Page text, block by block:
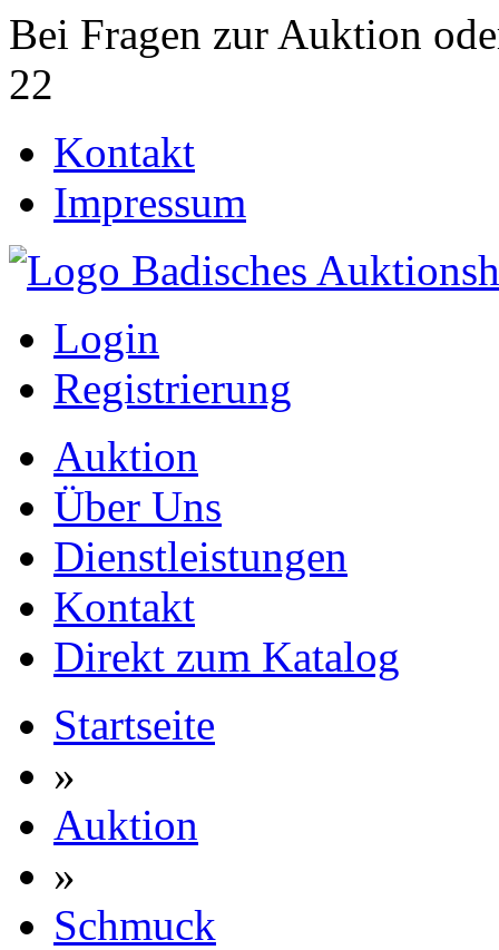
Bei Fragen zur Auktion
22
Kontakt
Impressum
Login
Registrierung
Auktion
Über Uns
Dienstleistungen
Kontakt
Direkt zum Katalog
Startseite
»
Auktion
»
Schmuck